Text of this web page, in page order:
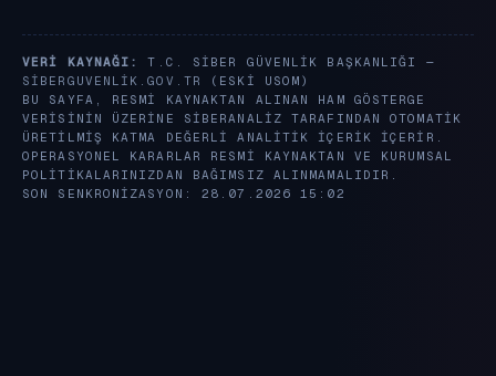
VERI KAYNAĞI:
T.C. SIBER GÜVENLIK BAŞKANLIĞI —
SIBERGUVENLIK.GOV.TR
(ESKI USOM)
BU SAYFA, RESMI KAYNAKTAN ALINAN HAM GÖSTERGE
VERISININ ÜZERINE SIBERANALIZ TARAFINDAN OTOMATIK
ÜRETILMIŞ KATMA DEĞERLI ANALITIK IÇERIK IÇERIR.
OPERASYONEL KARARLAR RESMI KAYNAKTAN VE KURUMSAL
POLITIKALARINIZDAN BAĞIMSIZ ALINMAMALIDIR.
SON SENKRONIZASYON: 28.07.2026 15:02